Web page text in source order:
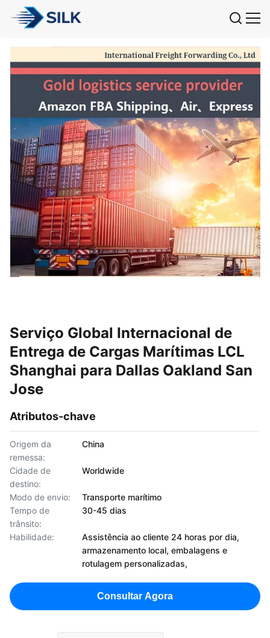
Serviço Global Internacional de
Entrega de Cargas Marítimas LCL
Shanghai para Dallas Oakland San
Jose
Atributos-chave
Origem da
remessa:
China
Cidade de
destino:
Worldwide
Modo de envio:
Transporte marítimo
Tempo de
trânsito:
30-45 dias
Habilidade:
Assistência ao cliente 24 horas por dia,
armazenamento local, embalagens e
rotulagem personalizadas,
Consultar Agora